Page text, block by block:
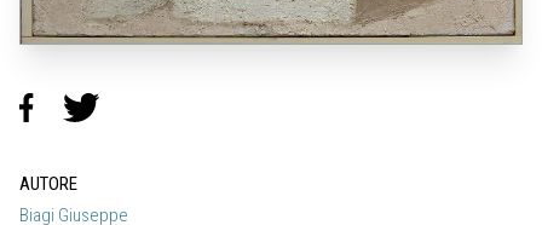
AUTORE
Biagi Giuseppe